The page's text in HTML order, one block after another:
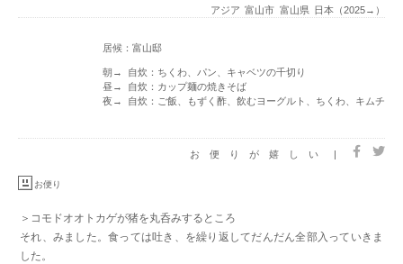
アジア 富山市 富山県 日本（2025→）
居候：富山邸
朝→ 自炊：ちくわ、パン、キャベツの千切り
昼→ 自炊：カップ麺の焼きそば
夜→ 自炊：ご飯、もずく酢、飲むヨーグルト、ちくわ、キムチ
お便りが嬉しい |
お便り
＞コモドオオトカゲが猪を丸呑みするところ
それ、みました。食っては吐き、を繰り返してだんだん全部入っていきま
した。